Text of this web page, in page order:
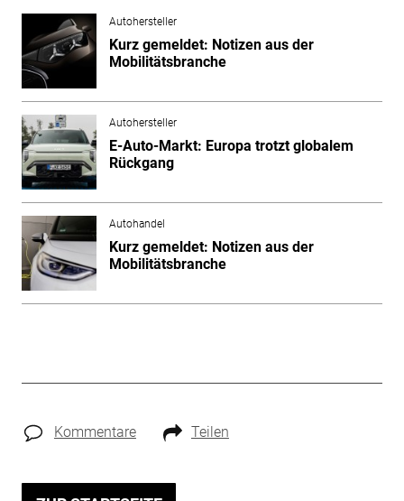
Autohersteller
Kurz gemeldet: Notizen aus der
Mobilitätsbranche
Autohersteller
E-Auto-Markt: Europa trotzt globalem
Rückgang
Autohandel
Kurz gemeldet: Notizen aus der
Mobilitätsbranche
Kommentare Teilen